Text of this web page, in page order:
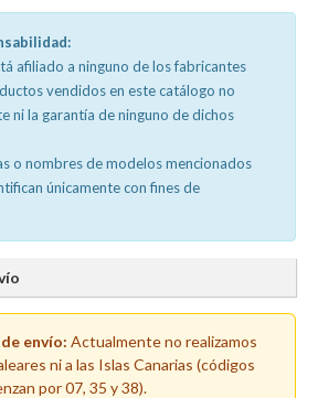
afiliado a ninguno de los fabricantes
vendidos en este catálogo no
ni la garantía de ninguno de dichos
o nombres de modelos mencionados
únicamente con fines de
envío: Actualmente no realizamos
ni a las Islas Canarias (códigos
por 07, 35 y 38).